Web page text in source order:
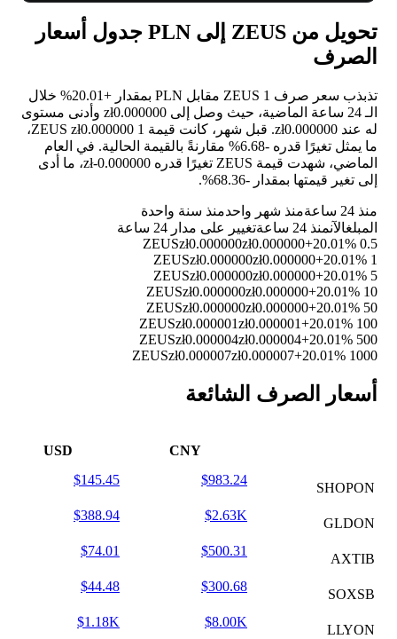
تحويل من ZEUS إلى PLN جدول أسعار
الصرف
تذبذب سعر صرف 1 ZEUS مقابل PLN بمقدار +20.01%
خلال
الـ 24 ساعة الماضية، حيث وصل إلى zł0.000000 وأدنى مستوى
له عند zł0.000000. قبل شهر، كانت قيمة 1 ZEUS zł0.000000،
ما يمثل تغيرًا قدره -6.68%
مقارنةً بالقيمة الحالية. في العام
الماضي، شهدت قيمة ZEUS تغيرًا قدره zł-0.000000، ما أدى
إلى تغير قيمتها بمقدار -68.36%
.
منذ 24 ساعة منذ شهر واحدمنذ سنة واحدة
المبلغالآنمنذ 24 ساعة
تغيير على مدار 24 ساعة
0.5 ZEUS
zł0.000000zł0.000000+20.01%
1 ZEUS
zł0.000000zł0.000000+20.01%
5 ZEUS
zł0.000000zł0.000000+20.01%
10 ZEUS
zł0.000000zł0.000000+20.01%
50 ZEUS
zł0.000000zł0.000000+20.01%
100 ZEUS
zł0.000001zł0.000001+20.01%
500 ZEUS
zł0.000004zł0.000004+20.01%
1000 ZEUS
zł0.000007zł0.000007+20.01%
أسعار الصرف الشائعة
CNY
USD
SHOPON
$983.24
$145.45
GLDON
$2.63K
$388.94
AXTIB
$500.31
$74.01
SOXSB
$300.68
$44.48
LLYON
$8.00K
$1.18K